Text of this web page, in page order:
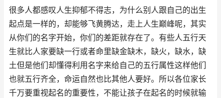
很多人都感叹人生抑郁不得志，为什么别人跟自己的出生
起点是一样的，却能够飞黄腾达，走上人生巅峰呢，其实
从你们的名字开始，你们的差距就存在了。有些人五行天
生就比人家要缺一行或者命里缺金缺木，缺火，缺水，缺
土但是他们却懂得利用名字来给自己的五行属性这样他们
也就五行齐全，命运自然也比其他人要好。所以各位家长
千万要重视起名的重要性，不能让孩子在起名的时候就输